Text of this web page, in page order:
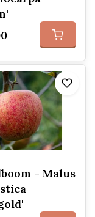
- Malus